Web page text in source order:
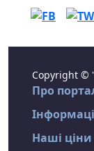
Copyright ©
Про
Наші ціни